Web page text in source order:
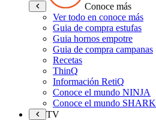
Conoce más
Ver todo en conoce más
Guia de compra estufas
Guia hornos empotre
Guia de compra campanas
Recetas
ThinQ
Información RetiQ
Conoce el mundo NINJA
Conoce el mundo SHARK
TV